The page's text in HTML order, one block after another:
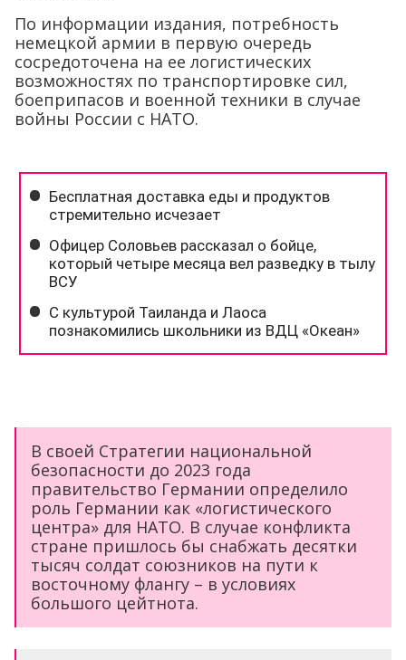
По информации издания, потребность
немецкой армии в первую очередь
сосредоточена на ее логистических
возможностях по транспортировке сил,
боеприпасов и военной техники в случае
войны России с НАТО.
В своей Стратегии национальной
безопасности до 2023 года
правительство Германии определило
роль Германии как «логистического
центра» для НАТО. В случае конфликта
стране пришлось бы снабжать десятки
тысяч солдат союзников на пути к
восточному флангу – в условиях
большого цейтнота.